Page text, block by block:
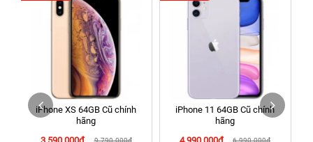
256 Võ Văn Ngân, Thủ Đức, Hồ Chí Minh (Bình Thọ, TP. Thủ
Đức Cũ)
70 Nguyễn An Ninh, Dĩ An, Hồ Chí Minh (Bình Dương Cũ)
24h Vũng Tàu: 162A Ba Cu, Vũng Tàu, Hồ Chí Minh (TP. Vũng
Tàu cũ)
198 Hoàng Văn Thụ, Tân Sơn Nhất, Hồ Chí Minh (Tân Bình
iPhone XS 64GB Cũ chính
hãng
9.790.000đ
iPhone 11 64GB Cũ chính
hãng
6.990.000đ